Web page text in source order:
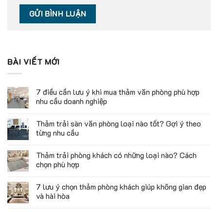
BÀI VIẾT MỚI
7 điều cần lưu ý khi mua thảm văn phòng phù hợp
nhu cầu doanh nghiệp
Thảm trải sàn văn phòng loại nào tốt? Gợi ý theo
từng nhu cầu
Thảm trải phòng khách có những loại nào? Cách
chọn phù hợp
7 lưu ý chọn thảm phòng khách giúp không gian đẹp
và hài hòa